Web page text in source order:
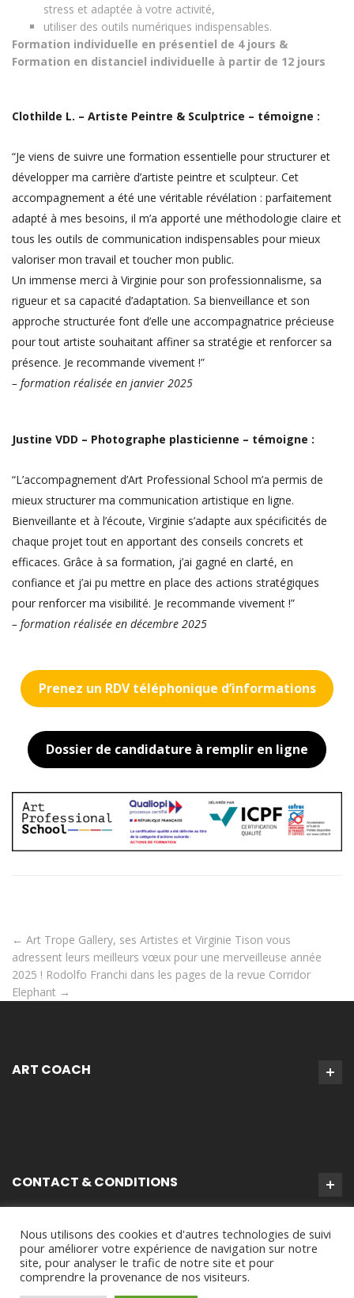
stress et adaptée à votre activité,
utiliser des outils numériques indispensables.
Formation individuelle en présentiel de 4 jours &
Formation en distanciel individuelle à partir de 12 jours
Clothilde L. – Artiste Peintre & Sculptrice – témoigne :
“Je viens de suivre une formation essentielle pour structurer et
développer ma carrière d’artiste peintre et sculpteur. Cet
accompagnement a été une véritable révélation : parfaitement
adapté à mes besoins, il m’a apporté une méthodologie claire et
tous les outils de communication indispensables pour mieux
valoriser mon travail et toucher mon public.
Un immense merci à Virginie pour son professionnalisme, sa
rigueur et sa capacité d’adaptation. Sa bienveillance et son
approche structurée font d’elle une accompagnatrice précieuse
pour tout artiste souhaitant affiner sa stratégie et renforcer sa
présence. Je recommande vivement !”
– formation réalisée en janvier 2025
Justine VDD – Photographe plasticienne – témoigne :
“L’accompagnement d’Art Professional School m’a permis de
mieux structurer ma communication artistique en ligne.
Bienveillante et à l’écoute, Virginie s’adapte aux spécificités de
chaque projet tout en apportant des conseils concrets et
efficaces. Grâce à sa formation, j’ai gagné en clarté, en
confiance et j’ai pu mettre en place des actions stratégiques
pour renforcer ma visibilité. Je recommande vivement !”
– formation réalisée en décembre 2025
Prenez un RDV téléphonique d’informations
Dossier de candidature à remplir en ligne
← Art Trope Gallery, ses Artistes et Virginie Tison vous
adressent leurs meilleurs vœux pour une merveilleuse année
2025 ! Rodolfo Franchi dans les pages de la revue Corridor
Elephant →
ART COACH
CONTACT & CONDITIONS
Nous utilisons des cookies et d'autres technologies de suivi
pour améliorer votre expérience de navigation sur notre
site, pour analyser le trafic de notre site et pour
comprendre la provenance de nos visiteurs.